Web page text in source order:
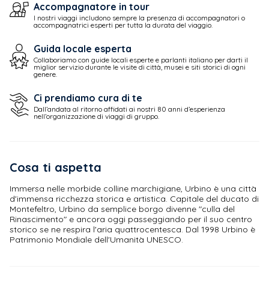
Accompagnatore in tour
I nostri viaggi includono sempre la presenza di accompagnatori o
accompagnatrici esperti per tutta la durata del viaggio.
Guida locale esperta
Collaboriamo con guide locali esperte e parlanti italiano per darti il
miglior servizio durante le visite di città, musei e siti storici di ogni
genere.
Ci prendiamo cura di te
Dall’andata al ritorno affidati ai nostri 80 anni d’esperienza
nell’organizzazione di viaggi di gruppo.
Cosa ti aspetta
Immersa nelle morbide colline marchigiane, Urbino è una città
d'immensa ricchezza storica e artistica. Capitale del ducato di
Montefeltro, Urbino da semplice borgo divenne "culla del
Rinascimento" e ancora oggi passeggiando per il suo centro
storico se ne respira l'aria quattrocentesca. Dal 1998 Urbino è
Patrimonio Mondiale dell'Umanità UNESCO.